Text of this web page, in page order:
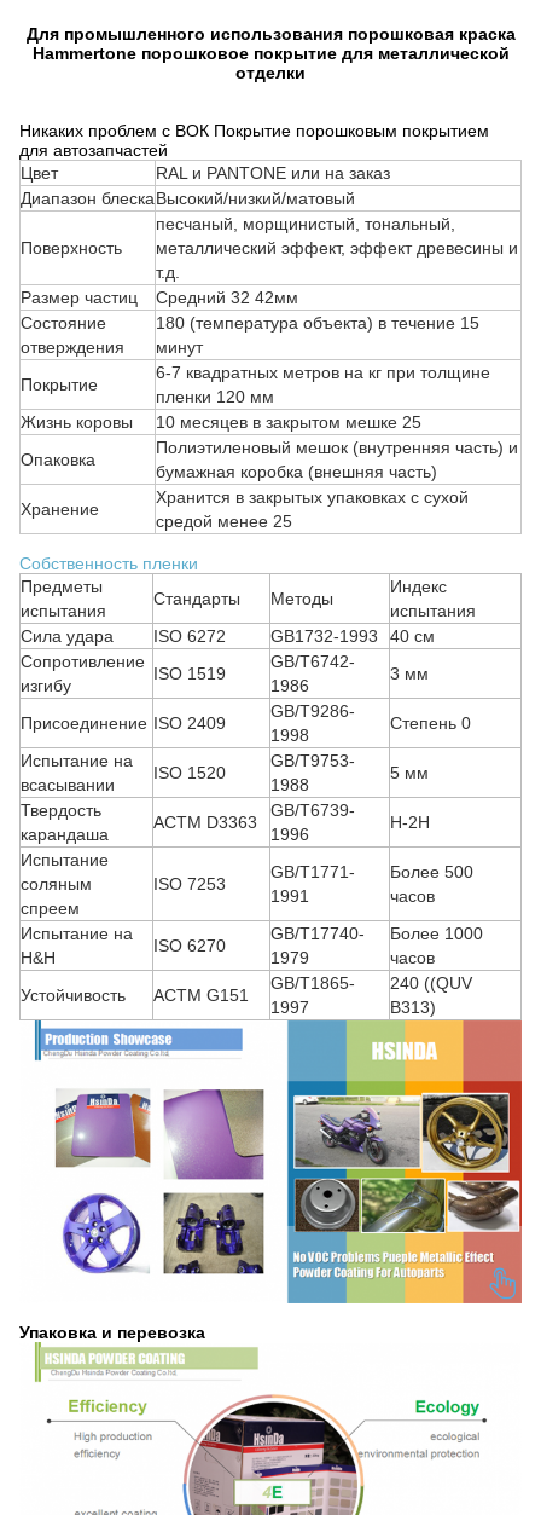
Для промышленного использования порошковая краска
Hammertone порошковое покрытие для металлической
отделки
Никаких проблем с ВОК Покрытие порошковым покрытием
для автозапчастей
Цвет
RAL и PANTONE или на заказ
Диапазон блескаВысокий/низкий/матовый
Поверхность
песчаный, морщинистый, тональный,
металлический эффект, эффект древесины и
т.д.
Размер частиц
Средний 32 42мм
Состояние
отверждения
180 (температура объекта) в течение 15
минут
Покрытие
6-7 квадратных метров на кг при толщине
пленки 120 мм
Жизнь коровы
10 месяцев в закрытом мешке 25
Опаковка
Полиэтиленовый мешок (внутренняя часть) и
бумажная коробка (внешняя часть)
Хранение
Хранится в закрытых упаковках с сухой
средой менее 25
Собственность пленки
Предметы
испытания
Стандарты Методы
Индекс
испытания
Сила удара
ISO 6272 GB1732-1993
40 см
Сопротивление
изгибу
ISO 1519
GB/T6742-
1986
3 мм
Присоединение ISO 2409
GB/T9286-
1998
Степень 0
Испытание на
всасывании
ISO 1520
GB/T9753-
1988
5 мм
Твердость
карандаша
АСТМ D3363
GB/T6739-
1996
H-2H
Испытание
соляным
спреем
ISO 7253
GB/T1771-
1991
Более 500
часов
Испытание на
H&H
ISO 6270
GB/T17740-
1979
Более 1000
часов
Устойчивость
АСТМ G151
GB/T1865-
1997
240 ((QUV
B313)
Упаковка и перевозка